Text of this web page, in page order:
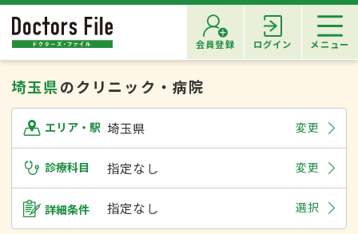
会員登録 ログイン メニュー
埼玉県のクリニック・病院
エリア・駅 埼玉県 変更
診療科目 指定なし 変更
詳細条件 指定なし 選択